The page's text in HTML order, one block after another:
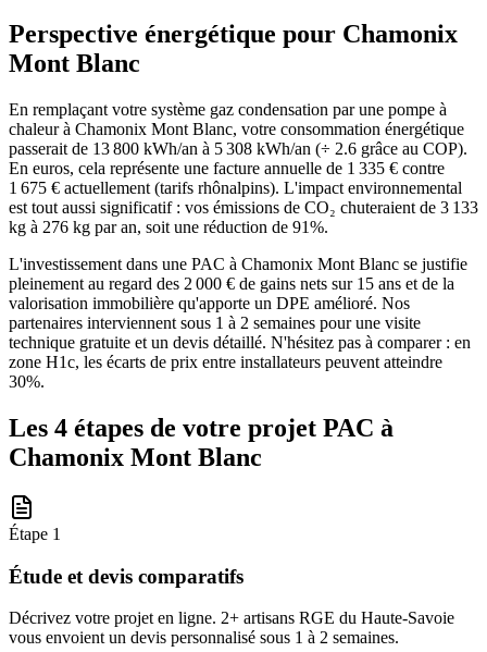
Perspective énergétique pour Chamonix
Mont Blanc
En remplaçant votre système gaz condensation par une pompe à
chaleur à Chamonix Mont Blanc, votre consommation énergétique
passerait de 13 800 kWh/an à 5 308 kWh/an (÷ 2.6 grâce au COP).
En euros, cela représente une facture annuelle de 1 335 € contre
1 675 € actuellement (tarifs rhônalpins). L'impact environnemental
est tout aussi significatif : vos émissions de CO₂ chuteraient de 3 133
kg à 276 kg par an, soit une réduction de 91%.
L'investissement dans une PAC à Chamonix Mont Blanc se justifie
pleinement au regard des 2 000 € de gains nets sur 15 ans et de la
valorisation immobilière qu'apporte un DPE amélioré. Nos
partenaires interviennent sous 1 à 2 semaines pour une visite
technique gratuite et un devis détaillé. N'hésitez pas à comparer : en
zone H1c, les écarts de prix entre installateurs peuvent atteindre
30%.
Les 4 étapes de votre projet PAC à
Chamonix Mont Blanc
Étape 1
Étude et devis comparatifs
Décrivez votre projet en ligne. 2+ artisans RGE du Haute-Savoie
vous envoient un devis personnalisé sous 1 à 2 semaines.